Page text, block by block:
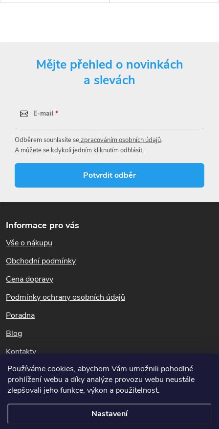
Používáme cookies, abychom Vám umožnili pohodlné
prohlížení webu a díky analýze provozu webu neustále
zlepšovali jeho funkce, výkon a použitelnost.
Nastavení
stádiích vývoje, včetně dospělců).
r
v
k
y
v
ý
p
i
s
u
Mějte přehled o novinkách
a slevách
E-mail
Odběrem souhlasíte sezpracováním osobních údajů.
A můžete se kdykoli jedním kliknutím odhlásit.
Potvrdit odběr
Informace pro vás
Vše o nákupu
Obchodní podmínky
Cena dopravy
Podmínky ochrany osobních údajů
Poradna
Blog
Kontakty
Dotazy k objednávkám
info@potapnicek.cz